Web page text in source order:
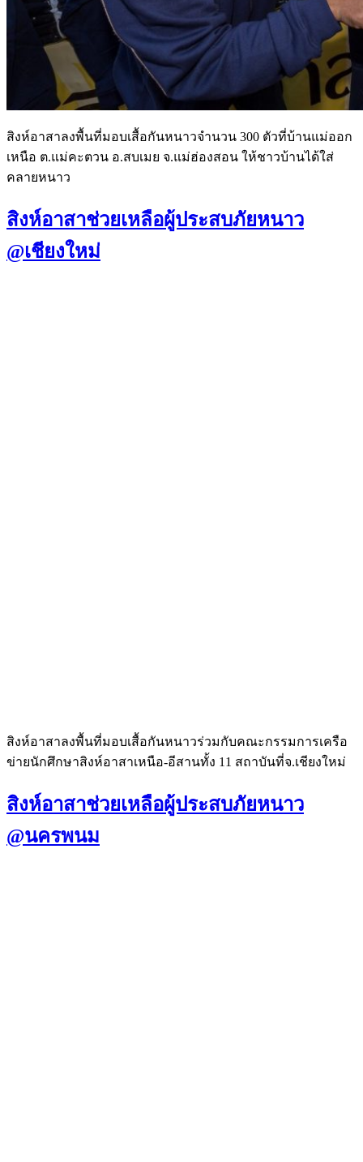
สิงห์อาสาลงพื้นที่มอบเสื้อกันหนาวจำนวน 300 ตัวที่บ้านแม่ออก
เหนือ ต.แม่คะตวน อ.สบเมย จ.แม่ฮ่องสอน ให้ชาวบ้านได้ใส่
คลายหนาว
สิงห์อาสาช่วยเหลือผู้ประสบภัยหนาว
@เชียงใหม่
สิงห์อาสาลงพื้นที่มอบเสื้อกันหนาวร่วมกับคณะกรรมการเครือ
ข่ายนักศึกษาสิงห์อาสาเหนือ-อีสานทั้ง 11 สถาบันที่จ.เชียงใหม่
สิงห์อาสาช่วยเหลือผู้ประสบภัยหนาว
@นครพนม